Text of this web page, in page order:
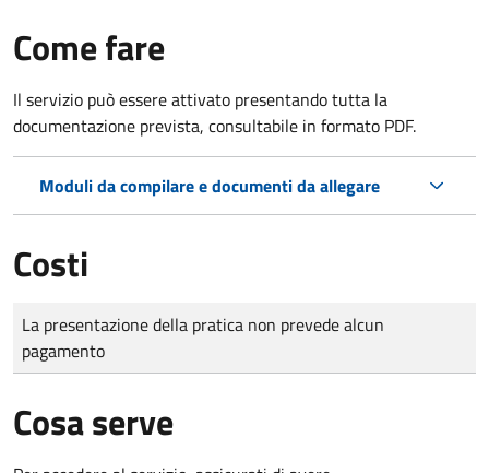
Come fare
Il servizio può essere attivato presentando tutta la
documentazione prevista, consultabile in formato PDF.
Moduli da compilare e documenti da allegare
Costi
Tipo di pagamento
Importo
La presentazione della pratica non prevede alcun
pagamento
Cosa serve